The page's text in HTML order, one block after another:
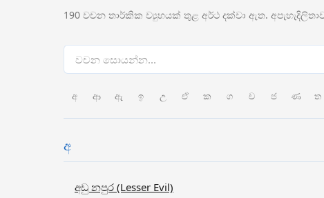
190 වචන තාර්කික ව්‍යුහයක් තුළ අර්ථ දක්වා ඇත.
අ ආ ඇ ඉ උ ඒ ක ග ච ජ ණ ත
අ
අඩු නපුර (Lesser Evil)